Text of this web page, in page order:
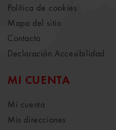
Política de cookies
Mapa del sitio
Contacto
Declaración Accesibilidad
MI CUENTA
Mi cuenta
Mis direcciones